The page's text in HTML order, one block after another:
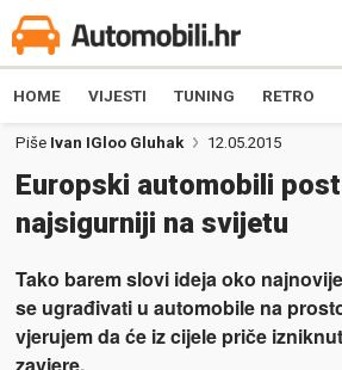
HOME VIJESTI TUNING RETRO
Piše Ivan IGloo Gluhak 12.05.2015
Europski automobili
najsigurniji na svijetu
Tako barem slovi ideja oko
se ugrađivati u automobile na
vjerujem da će iz cijele priče